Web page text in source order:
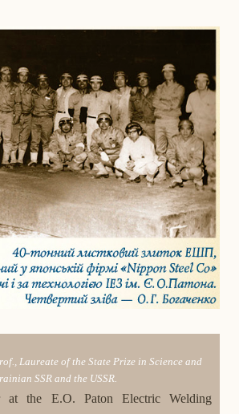
Laureate of the State Prize in Science and
SSR and the USSR.
at the E.O. Paton Electric Wel­ding